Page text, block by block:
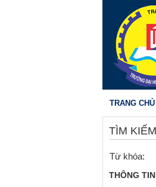
TRANG CHỦ
TÌM
Từ khóa:
THÔNG